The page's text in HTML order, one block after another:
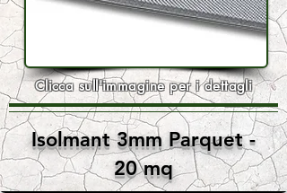
Clicca sull'immagine per i dettagli
Isolmant 3mm Parquet -
20 mq